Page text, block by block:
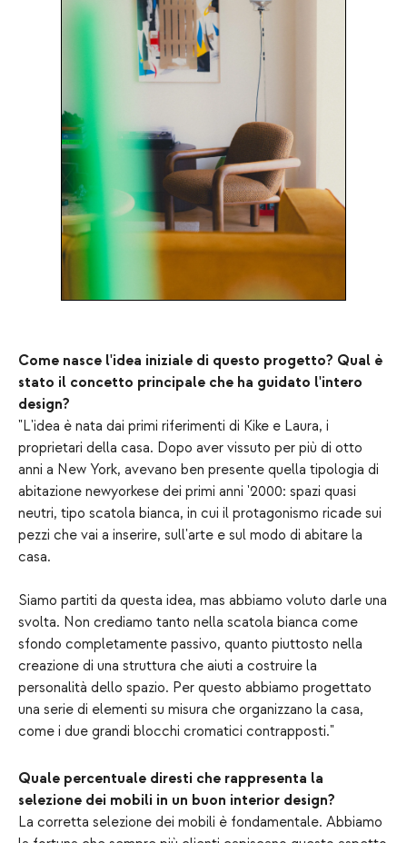
Come nasce l'idea iniziale di questo progetto? Qual è
stato il concetto principale che ha guidato l'intero
design?
"L'idea è nata dai primi riferimenti di Kike e Laura, i
proprietari della casa. Dopo aver vissuto per più di otto
anni a New York, avevano ben presente quella tipologia di
abitazione newyorkese dei primi anni '2000: spazi quasi
neutri, tipo scatola bianca, in cui il protagonismo ricade sui
pezzi che vai a inserire, sull'arte e sul modo di abitare la
casa.
Siamo partiti da questa idea, mas abbiamo voluto darle una
svolta. Non crediamo tanto nella scatola bianca come
sfondo completamente passivo, quanto piuttosto nella
creazione di una struttura che aiuti a costruire la
personalità dello spazio. Per questo abbiamo progettato
una serie di elementi su misura che organizzano la casa,
come i due grandi blocchi cromatici contrapposti."
Quale percentuale diresti che rappresenta la
selezione dei mobili in un buon interior design?
La corretta selezione dei mobili è fondamentale. Abbiamo